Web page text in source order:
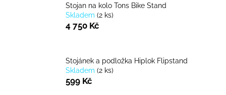
Stojan na kolo Tons Bike Stand
Skladem (2 ks)
4 750 Kč
Stojánek a podložka Hiplok Flipstand
Skladem (2 ks)
599 Kč
HLEDAT